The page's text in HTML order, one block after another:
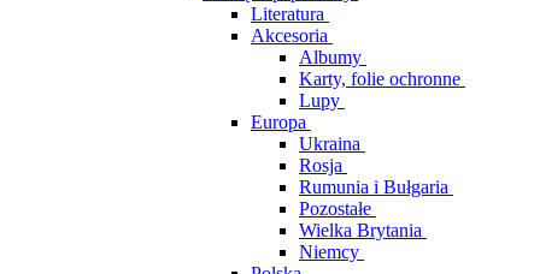
Literatura
Akcesoria
Albumy
Karty, folie ochronne
Lupy
Europa
Ukraina
Rosja
Rumunia i Bułgaria
Pozostałe
Wielka Brytania
Niemcy